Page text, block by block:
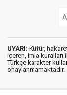
UYARI: Küfür,
içeren, imla kuralları
Türkçe karakter
onaylanmamaktadır.